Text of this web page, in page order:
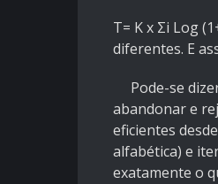
T= K x Σi Log
diferentes. E
Pode-se
abandonar e
eficientes
alfabética) e
exatamente o